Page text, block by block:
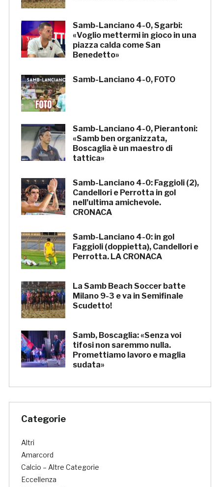
Samb-Lanciano 4-0, Sgarbi:
«Voglio mettermi in gioco in una
piazza calda come San
Benedetto»
Samb-Lanciano 4-0, FOTO
Samb-Lanciano 4-0, Pierantoni:
«Samb ben organizzata,
Boscaglia è un maestro di
tattica»
Samb-Lanciano 4-0: Faggioli (2),
Candellori e Perrotta in gol
nell’ultima amichevole.
CRONACA
Samb-Lanciano 4-0: in gol
Faggioli (doppietta), Candellori e
Perrotta. LA CRONACA
La Samb Beach Soccer batte
Milano 9-3 e va in Semifinale
Scudetto!
Samb, Boscaglia: «Senza voi
tifosi non saremmo nulla.
Promettiamo lavoro e maglia
sudata»
Categorie
Altri
Amarcord
Calcio – Altre Categorie
Eccellenza